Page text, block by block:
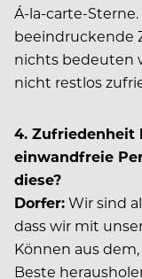
Á-la-carte-
beeindruckende
nichts bedeuten
nicht restlos
4. Zufriedenheit
einwandfreie
diese?
Dorfer:Wir sind
dass wir mit
Können aus
Beste